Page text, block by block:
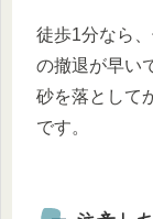
徒歩1分なら
の撤退が早い
砂を落として
です。